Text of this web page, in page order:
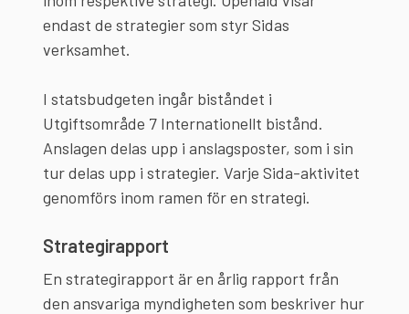
endast de strategier som styr Sidas
verksamhet.
I statsbudgeten ingår biståndet i
Utgiftsområde 7 Internationellt bistånd.
Anslagen delas upp i anslagsposter, som i sin
tur delas upp i strategier. Varje Sida-aktivitet
Strategirapport
En strategirapport är en årlig rapport från
den ansvariga myndigheten som beskriver hur